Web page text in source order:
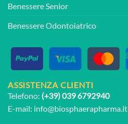
Benessere Senior
Benessere Odontoiatrico
ASSISTENZA CLIENTI
Telefono: (+39) 039 6792940
E-mail: info@biosphaerapharma.it